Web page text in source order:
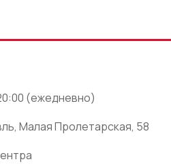
(ежедневно)
Малая Пролетарская, 58